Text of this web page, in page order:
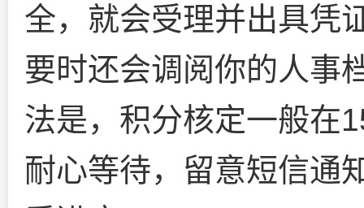
全，就会受理并出具凭
要时还会调阅你的人事
法是，积分核定一般在
耐心等待，留意短信通